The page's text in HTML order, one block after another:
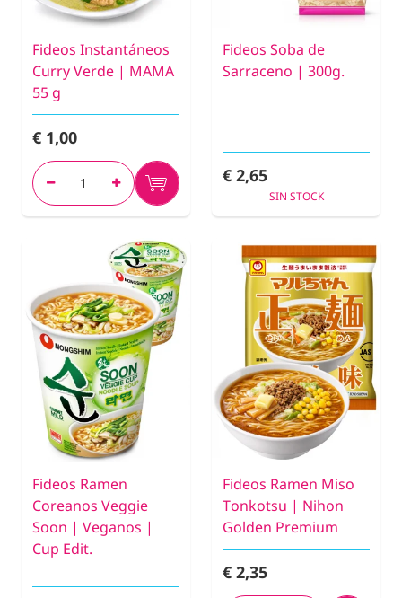
Fideos Instantáneos
Curry Verde | MAMA
55 g
€ 1,00
Fideos Soba de
Sarraceno | 300g.
€ 2,65
SIN STOCK
Fideos Ramen
Coreanos Veggie
Soon | Veganos |
Cup Edit.
Fideos Ramen Miso
Tonkotsu | Nihon
Golden Premium
€ 2,35